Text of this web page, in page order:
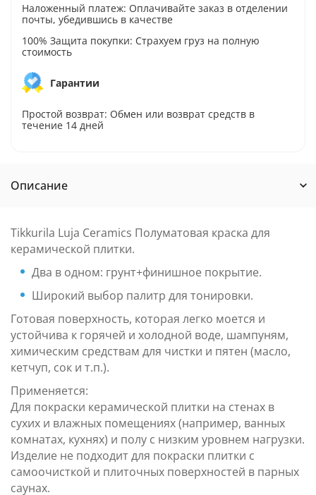
Наложенный платеж: Оплачивайте заказ в отделении
почты, убедившись в качестве
100% Защита покупки: Страхуем груз на полную
стоимость
Гарантии
Простой возврат: Обмен или возврат средств в
течение 14 дней
Описание
Tikkurila Luja Ceramics Полуматовая краска для
керамической плитки.
Два в одном: грунт+финишное покрытие.
Широкий выбор палитр для тонировки.
Готовая поверхность, которая легко моется и
устойчива к горячей и холодной воде, шампуням,
химическим средствам для чистки и пятен (масло,
кетчуп, сок и т.п.).
Применяется:
Для покраски керамической плитки на стенах в
сухих и влажных помещениях (например, ванных
комнатах, кухнях) и полу с низким уровнем нагрузки.
Изделие не подходит для покраски плитки с
самоочисткой и плиточных поверхностей в парных
саунах.